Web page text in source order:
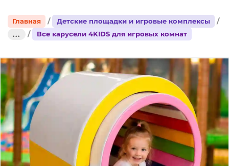
Главная
Детские площадки и игровые комплексы
...
Все карусели 4KIDS для игровых комнат